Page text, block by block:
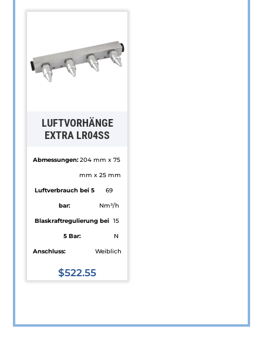
LUFTVORHÄNGE
EXTRA LR04SS
Abmessungen:204 mm x 75
mm x 25 mm
Luftverbrauch bei 5
bar:
69
Nm³/h
Blaskraftregulierung bei
5 Bar:
15
N
Anschluss:
Weiblich
$522.55